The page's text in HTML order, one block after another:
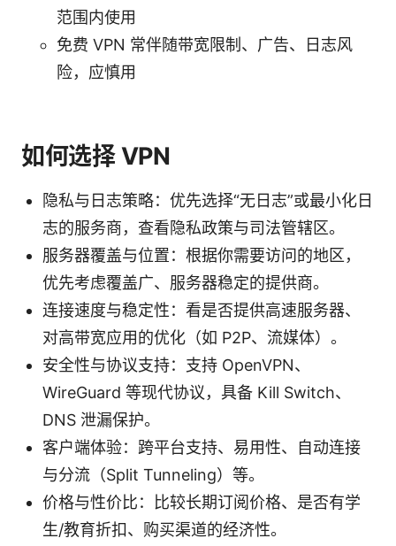
范围内使用
免费 VPN 常伴随带宽限制、广告、日志风
险，应慎用
如何选择 VPN
隐私与日志策略：优先选择“无日志”或最小化日
志的服务商，查看隐私政策与司法管辖区。
服务器覆盖与位置：根据你需要访问的地区，
优先考虑覆盖广、服务器稳定的提供商。
连接速度与稳定性：看是否提供高速服务器、
对高带宽应用的优化（如 P2P、流媒体）。
安全性与协议支持：支持 OpenVPN、
WireGuard 等现代协议，具备 Kill Switch、
DNS 泄漏保护。
客户端体验：跨平台支持、易用性、自动连接
与分流（Split Tunneling）等。
价格与性价比：比较长期订阅价格、是否有学
生/教育折扣、购买渠道的经济性。